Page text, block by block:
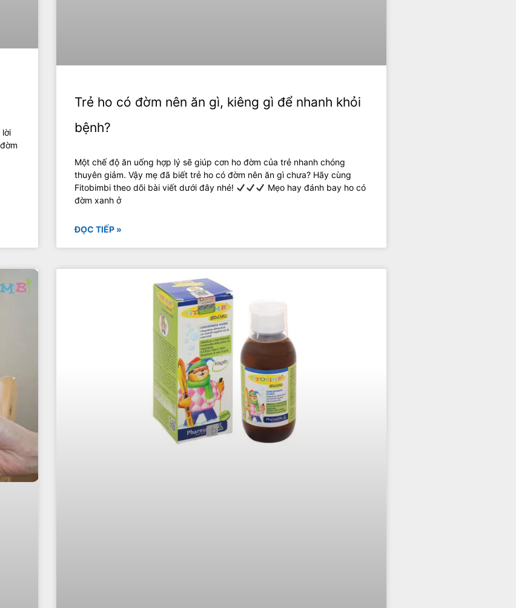
lời
Trẻ ho có đờm nên ăn gì, kiêng gì để nhanh khỏi
bệnh?
Một chế độ ăn uống hợp lý sẽ giúp cơn ho đờm của trẻ nhanh chóng
thuyên giảm. Vậy mẹ đã biết trẻ ho có đờm nên ăn gì chưa? Hãy cùng
Fitobimbi theo dõi bài viết dưới đây nhé!
Mẹo hay đánh bay ho có
đờm xanh ở
ĐỌC TIẾP »